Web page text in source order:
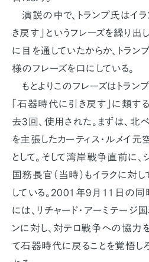
演説の中で、トランプ氏はイラ
き戻す」というフレーズを繰り出
に目を通していたからか、トラン
様のフレーズを口にしている。
もとよりこのフレーズはトラン
「石器時代に引き戻す」に類す
去3回、使用された。まずは、北
を主張したカーティス・ルメイ
として。そして湾岸戦争直前に、
国務長官（当時）もイラクに対
している。2001年9月11日の
には、リチャード・アーミテー
ンに対し、対テロ戦争への協力
て石器時代に戻ることを覚悟し